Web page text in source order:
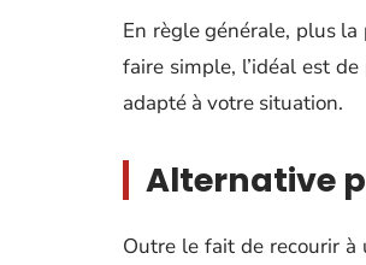
En règle générale, plus
faire simple, l’idéal est
adapté à votre situation.
Alternative
Outre le fait de recourir à